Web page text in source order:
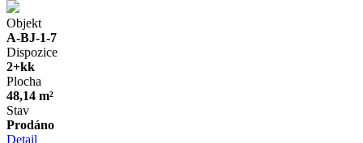
Objekt
A-BJ-1-7
Dispozice
2+kk
Plocha
48,14 m²
Stav
Prodáno
Detail